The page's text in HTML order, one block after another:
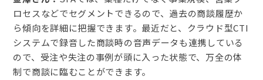
ロセスなどでセグメントできるので、過去の商談履歴か
ら傾向を詳細に把握できます。最近だと、クラウド型CTI
システムで録音した商談時の音声データも連携している
ので、受注や失注の事例が頭に入った状態で、万全の体
制で商談に臨むことができます。